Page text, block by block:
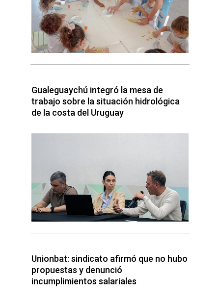
Gualeguaychú integró la mesa de
trabajo sobre la situación hidrológica
de la costa del Uruguay
Unionbat: sindicato afirmó que no hubo
propuestas y denunció
incumplimientos salariales